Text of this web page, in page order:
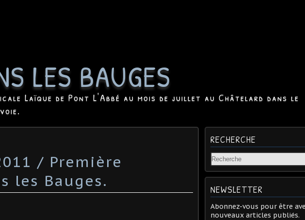
LES BAUGES
Laïque de Pont L'Abbé au mois de juillet au Châtelard dans le
/ Première
les Bauges.
RECHERCHE
NEWSLETTER
Abonnez-vous pour être
nouveaux articles publiés.